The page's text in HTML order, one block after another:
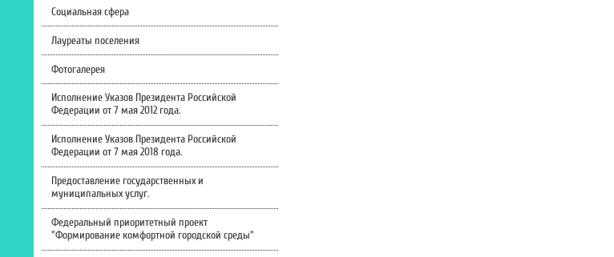
Социальная сфера
Лауреаты поселения
Фотогалерея
Исполнение Указов Президента Российской
Федерации от 7 мая 2012 года.
Исполнение Указов Президента Российской
Федерации от 7 мая 2018 года.
Предоставление государственных и
муниципальных услуг.
Федеральный приоритетный проект
"Формирование комфортной городской среды"